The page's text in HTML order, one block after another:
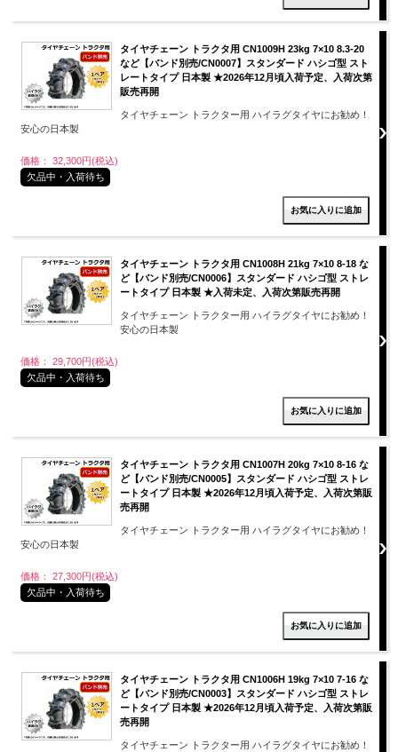
タイヤチェーン トラクタ用 CN1009H 23kg 7×10 8.3-20
など【バンド別売/CN0007】スタンダード ハシゴ型 スト
レートタイプ 日本製 ★2026年12月頃入荷予定、入荷次第
販売再開
タイヤチェーン トラクター用 ハイラグタイヤにお勧め！
安心の日本製
価格： 32,300円(税込)
欠品中・入荷待ち
タイヤチェーン トラクタ用 CN1008H 21kg 7×10 8-18 な
ど【バンド別売/CN0006】スタンダード ハシゴ型 ストレ
ートタイプ 日本製 ★入荷未定、入荷次第販売再開
タイヤチェーン トラクター用 ハイラグタイヤにお勧め！
安心の日本製
価格： 29,700円(税込)
欠品中・入荷待ち
タイヤチェーン トラクタ用 CN1007H 20kg 7×10 8-16 な
ど【バンド別売/CN0005】スタンダード ハシゴ型 ストレ
ートタイプ 日本製 ★2026年12月頃入荷予定、入荷次第販
売再開
タイヤチェーン トラクター用 ハイラグタイヤにお勧め！
安心の日本製
価格： 27,300円(税込)
欠品中・入荷待ち
タイヤチェーン トラクタ用 CN1006H 19kg 7×10 7-16 な
ど【バンド別売/CN0003】スタンダード ハシゴ型 ストレ
ートタイプ 日本製 ★2026年12月頃入荷予定、入荷次第販
売再開
タイヤチェーン トラクター用 ハイラグタイヤにお勧め！